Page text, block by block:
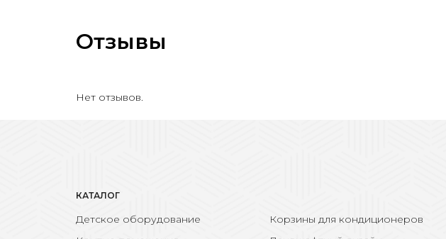
Отзывы
Нет отзывов.
КАТАЛОГ
Детское оборудование
Корзины для кондиционеров